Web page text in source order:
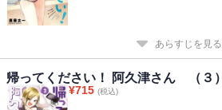
あらすじを見る
帰ってください！ 阿久津さん （３）
¥715 (税込)